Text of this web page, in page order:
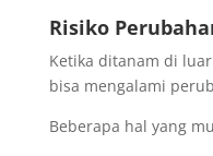
Risiko
Ketika ditanam di
bisa mengalami
Beberapa hal yang